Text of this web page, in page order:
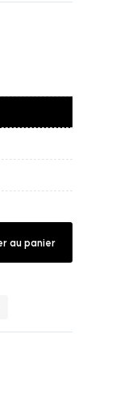
au panier